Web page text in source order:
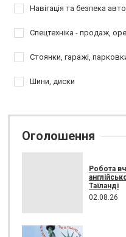
Навігація та безпека авто
Спецтехніка - продаж,
Стоянки, гаражі,
Шини, диски
Оголошення
Робота
Таїланді
02.08.26